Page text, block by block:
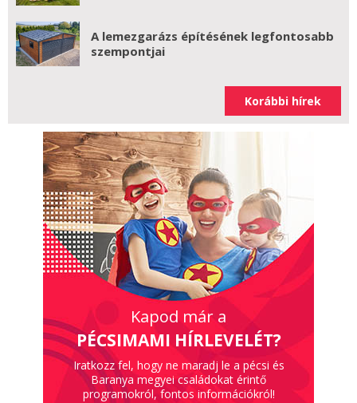
A lemezgarázs építésének legfontosabb
szempontjai
Korábbi hírek
Kapod már a
PÉCSIMAMI HÍRLEVELÉT?
Iratkozz fel, hogy ne maradj le a pécsi és
Baranya megyei családokat érintő
programokról, fontos információkról!